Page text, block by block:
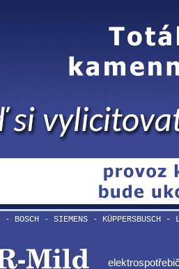
- BOSCH - SIEMENS - KÜPPERSBUSCH -